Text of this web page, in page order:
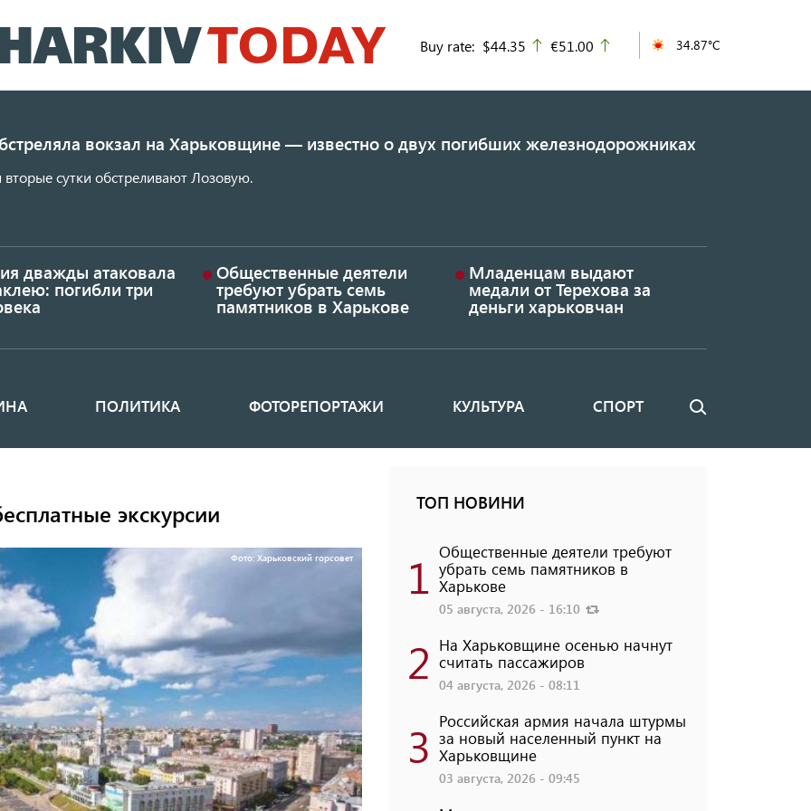
к
основному
Buy rate: $44.35 up
€51.00 34.87°C
вокзал на Харьковщине — известно о двух погибших железнодорожниках
сутки обстреливают Лозовую.
дважды атаковала
погибли три
Общественные деятели
требуют убрать семь
памятников в Харькове
Младенцам выдают
медали от Терехова за
деньги харьковчан
ПОЛИТИКА ФОТОРЕПОРТАЖИ КУЛЬТУРА СПОРТ Поиск
экскурсии
Фото: Харьковский горсовет
ТОП НОВИНИ
1 Общественные деятели требуют
убрать семь памятников в
Харькове
05 августа, 2026 - 16:10
2 На Харьковщине осенью начнут
считать пассажиров
04 августа, 2026 - 08:11
3 Российская армия начала штурмы
за новый населенный пункт на
Харьковщине
03 августа, 2026 - 09:45